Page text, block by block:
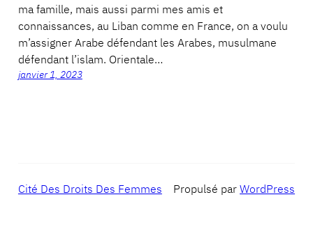
ma famille, mais aussi parmi mes amis et
connaissances, au Liban comme en France, on a voulu
m’assigner Arabe défendant les Arabes, musulmane
défendant l’islam. Orientale…
janvier 1, 2023
Cité Des Droits Des Femmes Propulsé parWordPress